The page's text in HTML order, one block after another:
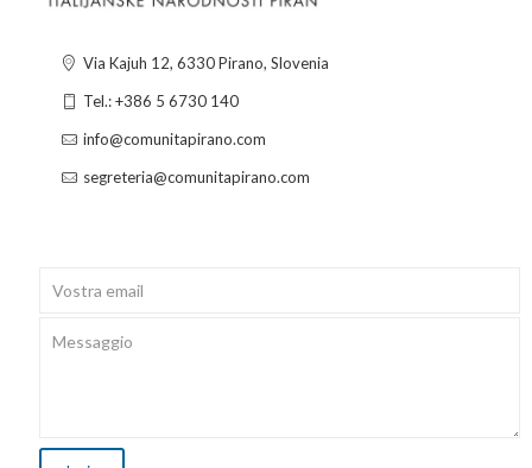
Via Kajuh 12, 6330 Pirano, Slovenia
Tel.: +386 5 6730 140
info@comunitapirano.com
segreteria@comunitapirano.com